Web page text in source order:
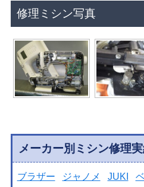
修理ミシン写真
メーカー別ミシン修理
ブラザー ジャノメ JUKI